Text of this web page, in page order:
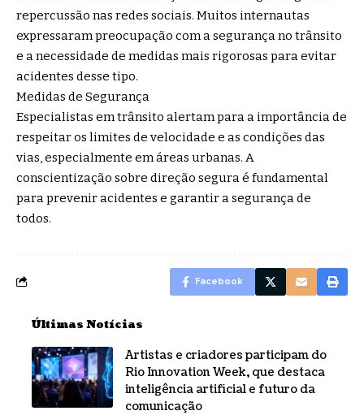
repercussão nas redes sociais. Muitos internautas
expressaram preocupação com a segurança no trânsito
e a necessidade de medidas mais rigorosas para evitar
acidentes desse tipo.
Medidas de Segurança
Especialistas em trânsito alertam para a importância de
respeitar os limites de velocidade e as condições das
vias, especialmente em áreas urbanas. A
conscientização sobre direção segura é fundamental
para prevenir acidentes e garantir a segurança de
todos.
Facebook
Últimas Notícias
Artistas e criadores participam do
Rio Innovation Week, que destaca
inteligência artificial e futuro da
comunicação